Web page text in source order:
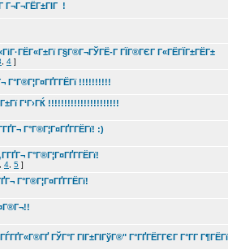
Г¬Г¬ГЁГ±ГІГ !
Г§Г®Г¬ГЎГЁ-Г ГЇГ®ГЄГ Г«ГЁГЇГ±ГЁГ±
4 ]
Г°Г®Г¦Г¤ГҐГ­ГЁГї !!!!!!!!!!
Г‘Г›ГЌ !!!!!!!!!!!!!!!!!!!!!!
Г°Г®Г¦Г¤ГҐГ­ГЁГї! :)
Г°Г®Г¦Г¤ГҐГ­ГЁГї!
4 5 ]
Г°Г®Г¦Г¤ГҐГ­ГЁГї!
ГЎГ°Г ГІГ±ГІГўГ®" Г°ГҐГЁГ­ГЄГ Г°Г­Г